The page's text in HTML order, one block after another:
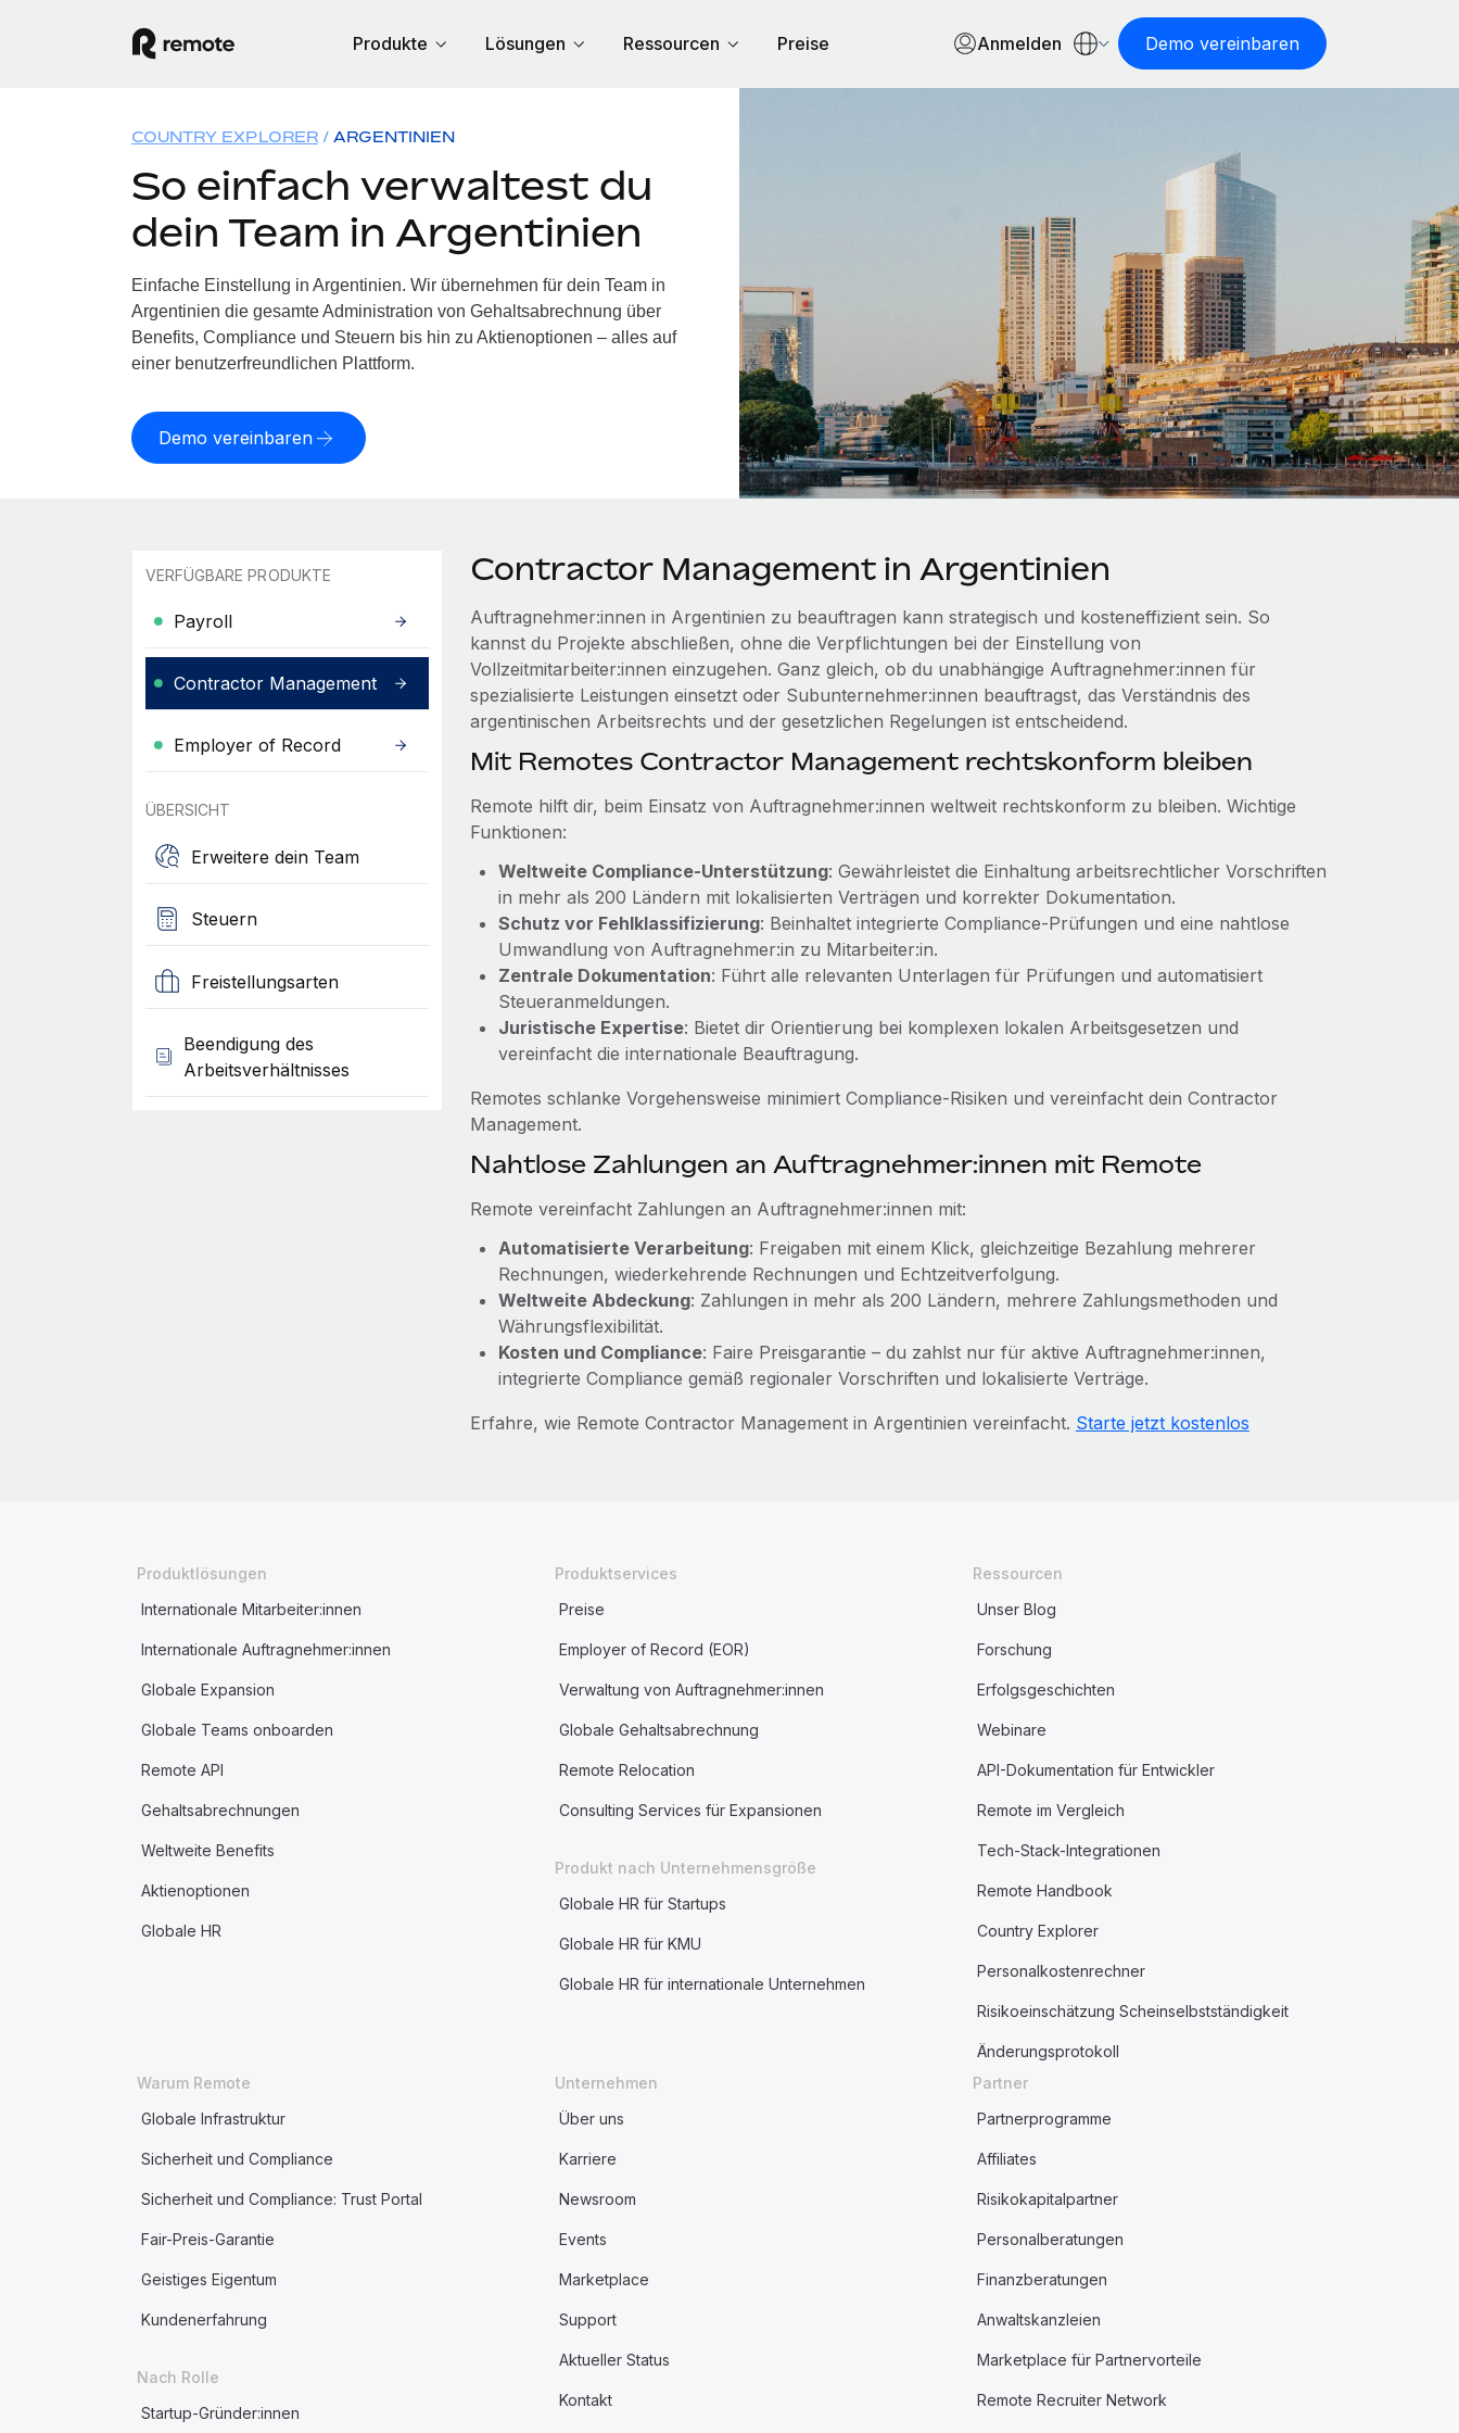
Produkte Lösungen Ressourcen Preise Anmelden Demo vereinbaren
COUNTRY EXPLORER ARGENTINIEN
So einfach verwaltest du
dein Team in Argentinien
Einfache Einstellung in Argentinien. Wir übernehmen für dein Team in
Argentinien die gesamte Administration von Gehaltsabrechnung über
Benefits, Compliance und Steuern bis hin zu Aktienoptionen – alles auf
einer benutzerfreundlichen Plattform.
Demo vereinbaren
VERFÜGBARE PRODUKTE
Payroll
Contractor Management
Employer of Record
ÜBERSICHT
Erweitere dein Team
Steuern
Freistellungsarten
Beendigung des
Arbeitsverhältnisses
Contractor Management in Argentinien
Auftragnehmer:innen in Argentinien zu beauftragen kann strategisch und kosteneffizient sein. So
kannst du Projekte abschließen, ohne die Verpflichtungen bei der Einstellung von
Vollzeitmitarbeiter:innen einzugehen. Ganz gleich, ob du unabhängige Auftragnehmer:innen für
spezialisierte Leistungen einsetzt oder Subunternehmer:innen beauftragst, das Verständnis des
argentinischen Arbeitsrechts und der gesetzlichen Regelungen ist entscheidend.
Mit Remotes Contractor Management rechtskonform bleiben
Remote hilft dir, beim Einsatz von Auftragnehmer:innen weltweit rechtskonform zu bleiben. Wichtige
Funktionen:
Weltweite Compliance-Unterstützung: Gewährleistet die Einhaltung arbeitsrechtlicher Vorschriften
in mehr als 200 Ländern mit lokalisierten Verträgen und korrekter Dokumentation.
Schutz vor Fehlklassifizierung: Beinhaltet integrierte Compliance-Prüfungen und eine nahtlose
Umwandlung von Auftragnehmer:in zu Mitarbeiter:in.
Zentrale Dokumentation: Führt alle relevanten Unterlagen für Prüfungen und automatisiert
Steueranmeldungen.
Juristische Expertise: Bietet dir Orientierung bei komplexen lokalen Arbeitsgesetzen und
vereinfacht die internationale Beauftragung.
Remotes schlanke Vorgehensweise minimiert Compliance-Risiken und vereinfacht dein Contractor
Management.
Nahtlose Zahlungen an Auftragnehmer:innen mit Remote
Remote vereinfacht Zahlungen an Auftragnehmer:innen mit:
Automatisierte Verarbeitung: Freigaben mit einem Klick, gleichzeitige Bezahlung mehrerer
Rechnungen, wiederkehrende Rechnungen und Echtzeitverfolgung.
Weltweite Abdeckung: Zahlungen in mehr als 200 Ländern, mehrere Zahlungsmethoden und
Währungsflexibilität.
Kosten und Compliance: Faire Preisgarantie – du zahlst nur für aktive Auftragnehmer:innen,
integrierte Compliance gemäß regionaler Vorschriften und lokalisierte Verträge.
Erfahre, wie Remote Contractor Management in Argentinien vereinfacht. Starte jetzt kostenlos
Produktlösungen
Internationale Mitarbeiter:innen
Internationale Auftragnehmer:innen
Globale Expansion
Globale Teams onboarden
Remote API
Gehaltsabrechnungen
Weltweite Benefits
Aktienoptionen
Globale HR
Produktservices
Preise
Employer of Record (EOR)
Verwaltung von Auftragnehmer:innen
Globale Gehaltsabrechnung
Remote Relocation
Consulting Services für Expansionen
Produkt nach Unternehmensgröße
Globale HR für Startups
Globale HR für KMU
Globale HR für internationale Unternehmen
Ressourcen
Unser Blog
Forschung
Erfolgsgeschichten
Webinare
API-Dokumentation für Entwickler
Remote im Vergleich
Tech-Stack-Integrationen
Remote Handbook
Country Explorer
Personalkostenrechner
Risikoeinschätzung Scheinselbstständigkeit
Änderungsprotokoll
Warum Remote
Globale Infrastruktur
Sicherheit und Compliance
Sicherheit und Compliance: Trust Portal
Fair-Preis-Garantie
Geistiges Eigentum
Kundenerfahrung
Nach Rolle
Startup-Gründer:innen
Unternehmen
Über uns
Karriere
Newsroom
Events
Marketplace
Support
Aktueller Status
Kontakt
Partner
Partnerprogramme
Affiliates
Risikokapitalpartner
Personalberatungen
Finanzberatungen
Anwaltskanzleien
Marketplace für Partnervorteile
Remote Recruiter Network